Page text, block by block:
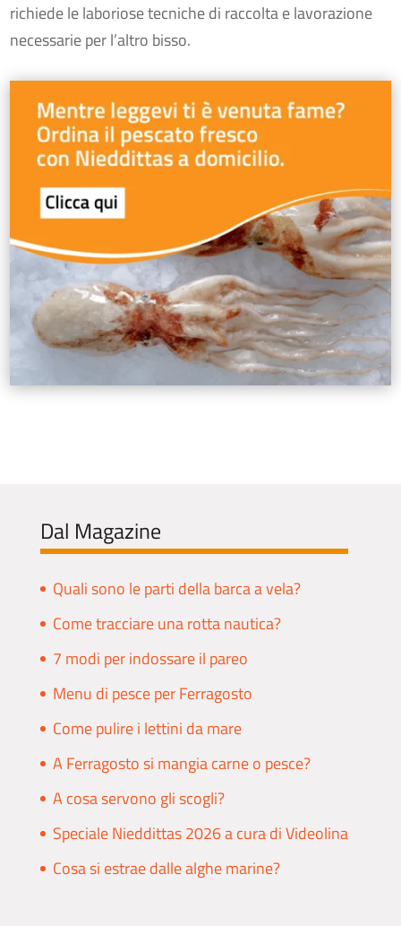
richiede le laboriose tecniche di raccolta e lavorazione
necessarie per l’altro bisso.
Dal Magazine
Quali sono le parti della barca a vela?
Come tracciare una rotta nautica?
7 modi per indossare il pareo
Menu di pesce per Ferragosto
Come pulire i lettini da mare
A Ferragosto si mangia carne o pesce?
A cosa servono gli scogli?
Speciale Nieddittas 2026 a cura di Videolina
Cosa si estrae dalle alghe marine?